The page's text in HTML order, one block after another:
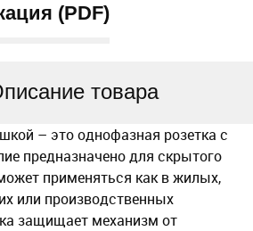
(PDF)
товара
– это однофазная розетка с
предназначено для скрытого
применяться как в жилых,
или производственных
защищает механизм от